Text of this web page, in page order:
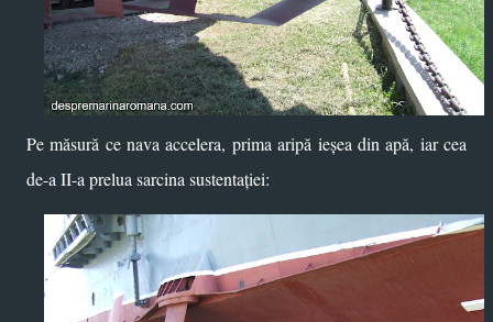
Pe măsură ce nava accelera, prima aripă ieșea din apă, iar cea
de-a II-a prelua sarcina sustentației: